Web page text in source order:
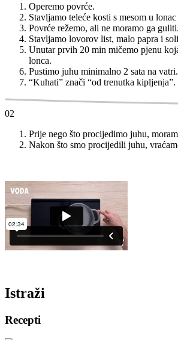
Operemo povrće.
Stavljamo teleće kosti s mesom u
Povrće režemo, ali ne moramo ga guliti.
Stavljamo lovorov list, malo papra i
Unutar prvih 20 min mičemo pjenu
lonca.
Pustimo juhu minimalno 2 sata na vatri.
“Kuhati” znači “od trenutka kipljenja”.
02
Prije nego što procijedimo juhu,
Nakon što smo procijedili juhu,
Istraži
Recepti